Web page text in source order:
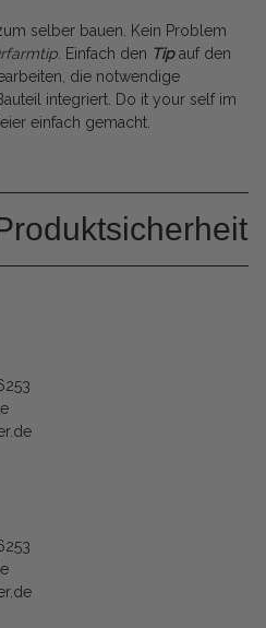
selber bauen. Kein Problem
. Einfach den Tip auf den
die notwendige
integriert. Do it your self im
einfach gemacht.